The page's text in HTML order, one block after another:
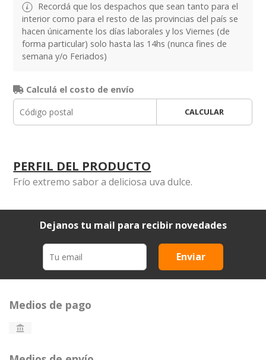
Recordá que los despachos que sean tanto para el
interior como para el resto de las provincias del país se
hacen únicamente los días laborales y los Viernes (de
forma particular) solo hasta las 14hs (nunca fines de
semana y/o Feriados)
Calculá el costo de envío
CALCULAR
PERFIL DEL PRODUCTO
Frío extremo sabor a deliciosa uva dulce.
Dejanos tu mail para recibir novedades
Enviar
Medios de pago